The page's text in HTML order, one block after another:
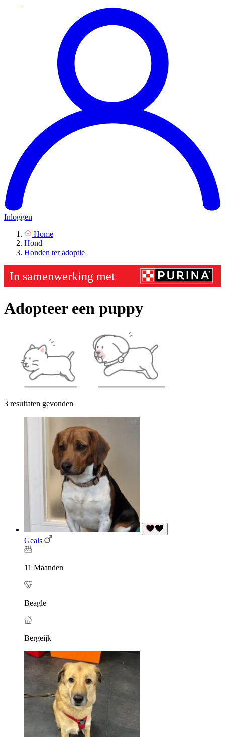
Inloggen
Home
Hond
Honden ter adoptie
Adopteer een puppy
3 resultaten gevonden
Geals
11 Maanden
Beagle
Bergeijk